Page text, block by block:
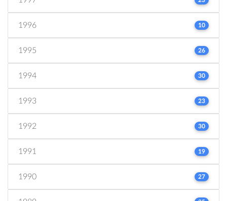
1996 10
1995 26
1994 30
1993 23
1992 30
1991 19
1990 27